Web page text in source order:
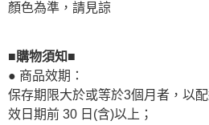
顏色為準，請見諒
■購物須知■
● 商品效期：
保存期限大於或等於3個月者，以
效日期前 30 日(含)以上；